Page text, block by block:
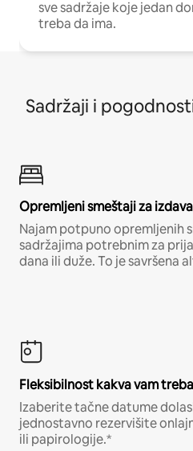
sve sadržaje koje jedan
treba da ima.
Sadržaji i
Opremljeni smeštaji za
Najam potpuno opremljenih
sadržajima potrebnim za
dana ili duže. To je savršena
Fleksibilnost kakva vam treba
Izaberite tačne datume
jednostavno rezervišite
ili papirologije.*